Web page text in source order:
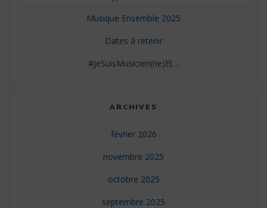
Musique Ensemble 2025
Dates à retenir
#JeSuisMusicien(ne)Et…
ARCHIVES
février 2026
novembre 2025
octobre 2025
septembre 2025